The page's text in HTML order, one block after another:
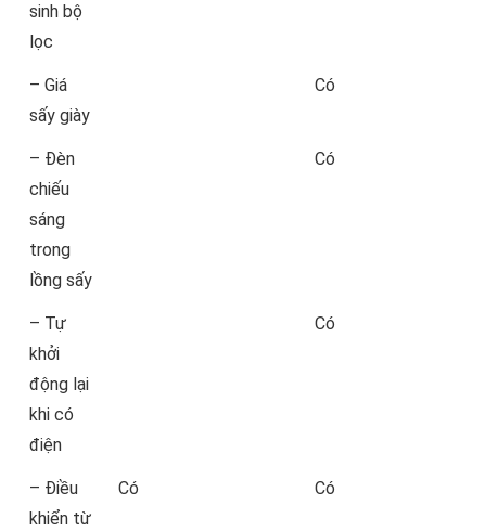
sinh bộ
lọc
– Giá
sấy giày
Có
– Đèn
chiếu
sáng
trong
lồng sấy
Có
– Tự
khởi
động lại
khi có
điện
Có
– Điều
khiển từ
Có Có